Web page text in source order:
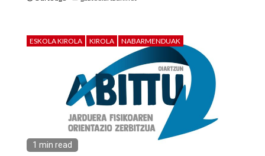
ESKOLA KIROLA KIROLA NABARMENDUAK
1 min read